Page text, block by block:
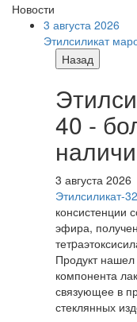
Новости
3 августа 2026
Этилсиликат
Назад
40 -
3 августа 2026
Этилсиликат-32
консистенции
эфира,
Продукт
компонента
связующее в
стеклянных